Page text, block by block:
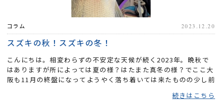
コラム 2023.12.20
スズキの秋！スズキの冬！
こんにちは。相変わらずの不安定な天候が続く2023年。晩秋で
はありますが所によっては夏の様？はたまた真冬の様？でここ大
阪も11月の終盤になってようやく落ち着いては来たものの少し前
続きはこちら